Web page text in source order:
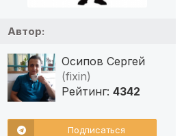
Автор:
Осипов Сергей
(fixin)
Рейтинг: 4342
Подписаться